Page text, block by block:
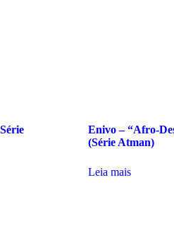
Enivo – “Afro-
(Série Atman)
Leia mais